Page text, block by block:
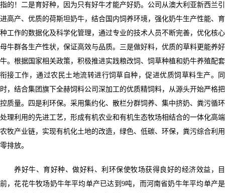
指的！二是育好种，因为只有好牛才能产好奶。公司从澳大利亚新西兰引
进高产、优质的荷斯坦奶牛，结合国内饲养环境，强化奶牛生产性能、育
种工作的数据化及科学化管理，通过专业的技术人员不断完善，优化核心
母牛群各生产性状，保证高效与品质。三是做好料，优质的草料更能养好
牛。根据国家相关政策，积极推进实践粮改饲、饲草种植和奶牛养殖配套
衔接工作，通过农民土地流转进行饲草自种，促进优质饲草料生产。同
时，结合集团旗下全赫饲料公司深加工的优质精饲料，从源头开始严格把
控质量。四是利环保。采用集约化、散栏分群饲养、集中挤奶、粪污循环
处理利用的先进工艺，形成有机农业和有机生态牧场相结合的一体化高端
农牧产业链，实现有机化土地的改造，绿色、低碳、环保，粪污综合利用
零排放。
养好牛、育好种、做好料、利环保使牧场获得良好的经济效益，目
前，花花牛牧场奶牛年平均单产已达到9吨，而河南省奶牛年平均单产是